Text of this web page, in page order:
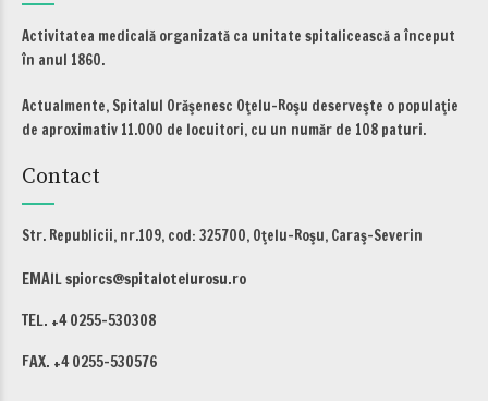
Activitatea medicală organizată ca unitate spitalicească a început
în anul 1860.
Actualmente, Spitalul Orăşenesc Oţelu-Roşu deserveşte o populaţie
de aproximativ 11.000 de locuitori, cu un număr de 108 paturi.
Contact
Str. Republicii, nr.109, cod: 325700, Oţelu-Roşu, Caraş-Severin
EMAIL spiorcs@spitalotelurosu.ro
TEL. +4 0255-530308
FAX. +4 0255-530576